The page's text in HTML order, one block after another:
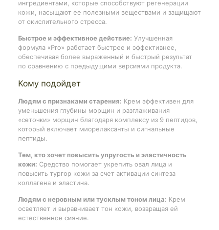
ингредиентами, которые способствуют регенерации
кожи, насыщают ее полезными веществами и защищают
от окислительного стресса.
Быстрое и эффективное действие: Улучшенная
формула «Pro» работает быстрее и эффективнее,
обеспечивая более выраженный и быстрый результат
по сравнению с предыдущими версиями продукта.
Кому подойдет
Людям с признаками старения: Крем эффективен для
уменьшения глубины морщин и разглаживания
«сеточки» морщин благодаря комплексу из 9 пептидов,
который включает миорелаксанты и сигнальные
пептиды.
Тем, кто хочет повысить упругость и эластичность
кожи: Средство помогает укрепить овал лица и
повысить тургор кожи за счет активации синтеза
коллагена и эластина.
Людям с неровным или тусклым тоном лица: Крем
осветляет и выравнивает тон кожи, возвращая ей
естественное сияние.